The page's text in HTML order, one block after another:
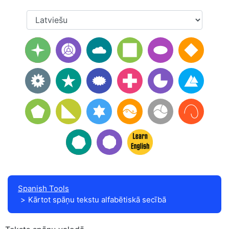
Spanish Tools
Kārtot spāņu tekstu alfabētiskā secībā